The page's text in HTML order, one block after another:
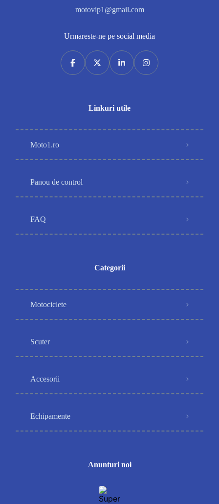
motovip1@gmail.com
Urmareste-ne pe social media
Linkuri utile
Moto1.ro
Panou de control
FAQ
Categorii
Motociclete
Scuter
Accesorii
Echipamente
Anunturi noi